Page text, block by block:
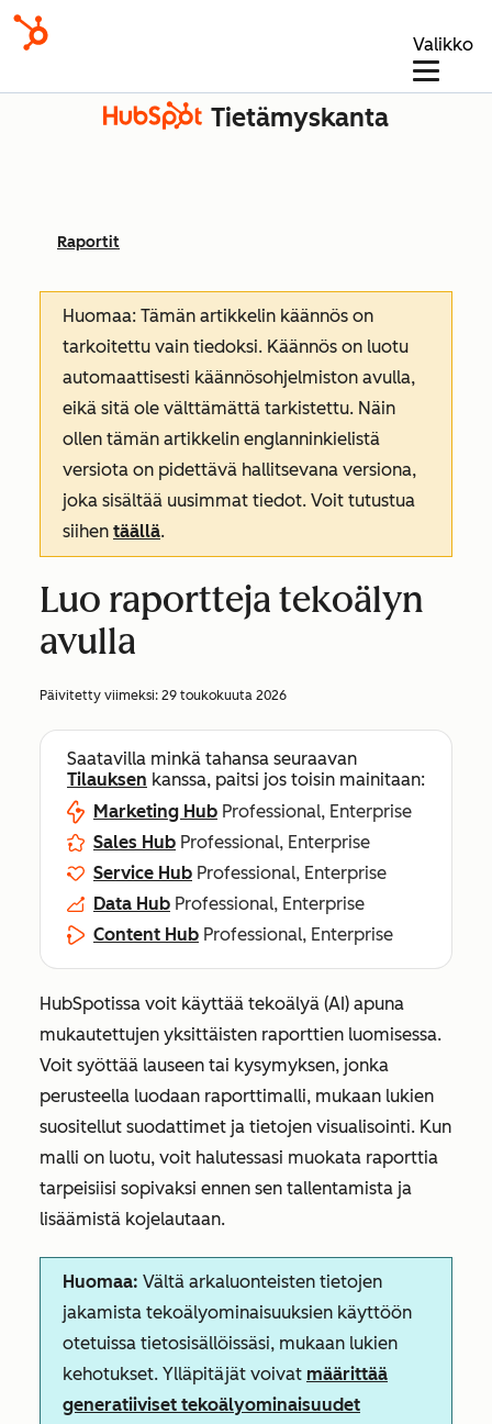
Valikko
Tietämyskanta
Raportit
Huomaa: Tämän artikkelin käännös on
tarkoitettu vain tiedoksi. Käännös on luotu
automaattisesti käännösohjelmiston avulla,
eikä sitä ole välttämättä tarkistettu. Näin
ollen tämän artikkelin englanninkielistä
versiota on pidettävä hallitsevana versiona,
joka sisältää uusimmat tiedot. Voit tutustua
siihen täällä.
Luo raportteja tekoälyn
avulla
Päivitetty viimeksi: 29 toukokuuta 2026
Saatavilla minkä tahansa seuraavan
Tilauksen kanssa, paitsi jos toisin mainitaan:
Marketing Hub Professional, Enterprise
Sales Hub Professional, Enterprise
Service Hub Professional, Enterprise
Data Hub Professional, Enterprise
Content Hub Professional, Enterprise
HubSpotissa voit käyttää tekoälyä (AI) apuna
mukautettujen yksittäisten raporttien luomisessa.
Voit syöttää lauseen tai kysymyksen, jonka
perusteella luodaan raporttimalli, mukaan lukien
suositellut suodattimet ja tietojen visualisointi. Kun
malli on luotu, voit halutessasi muokata raporttia
tarpeisiisi sopivaksi ennen sen tallentamista ja
lisäämistä kojelautaan.
Huomaa: Vältä arkaluonteisten tietojen
jakamista tekoälyominaisuuksien käyttöön
otetuissa tietosisällöissäsi, mukaan lukien
kehotukset. Ylläpitäjät voivat määrittää
generatiiviset tekoälyominaisuudet